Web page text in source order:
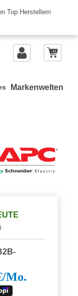
Top Herstellern
Markenwelten
Mo.